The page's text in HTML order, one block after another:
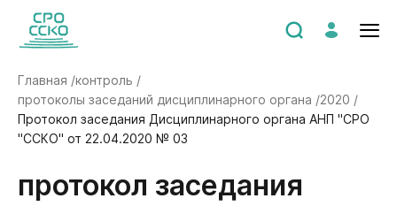
Главная /контроль /
протоколы заседаний дисциплинарного органа /2020 /
Протокол заседания Дисциплинарного органа АНП "СРО
"ССКО" от 22.04.2020 № 03
Протокол заседания